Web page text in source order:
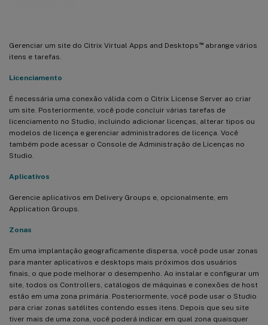
Gerenciar um site do Citrix Virtual Apps and Desktops ™abrange vários
itens e tarefas.
Licenciamento
É necessária uma conexão válida com o Citrix License Server ao criar
um site. Posteriormente, você pode concluir várias tarefas de
licenciamento no Studio, incluindo adicionar licenças, alterar tipos ou
modelos de licença e gerenciar administradores de licença. Você
também pode acessar o Console de Administração de Licenças no
Studio.
Aplicativos
Gerencie aplicativos em Delivery Groups e, opcionalmente, em
Application Groups.
Zonas
Em uma implantação geograficamente dispersa, você pode usar zonas
para manter aplicativos e desktops mais próximos dos usuários
finais, o que pode melhorar o desempenho. Ao instalar e configurar um
site, todos os Controllers, catálogos de máquinas e conexões de host
estão em uma zona primária. Posteriormente, você pode usar o Studio
para criar zonas satélites contendo esses itens. Depois que seu site
tiver mais de uma zona, você poderá indicar em qual zona quaisquer